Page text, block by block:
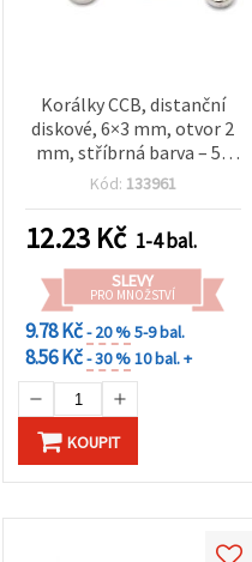
Korálky CCB, distanční
diskové, 6×3 mm, otvor 2
mm, stříbrná barva – 50
ks
Kód: 133961
12.23 Kč 1-4 bal.
SLEVY
PRO MNOŽSTVÍ
9.78 Kč- 20 %5-9 bal.
8.56 Kč- 30 %10 bal. +
KOUPIT